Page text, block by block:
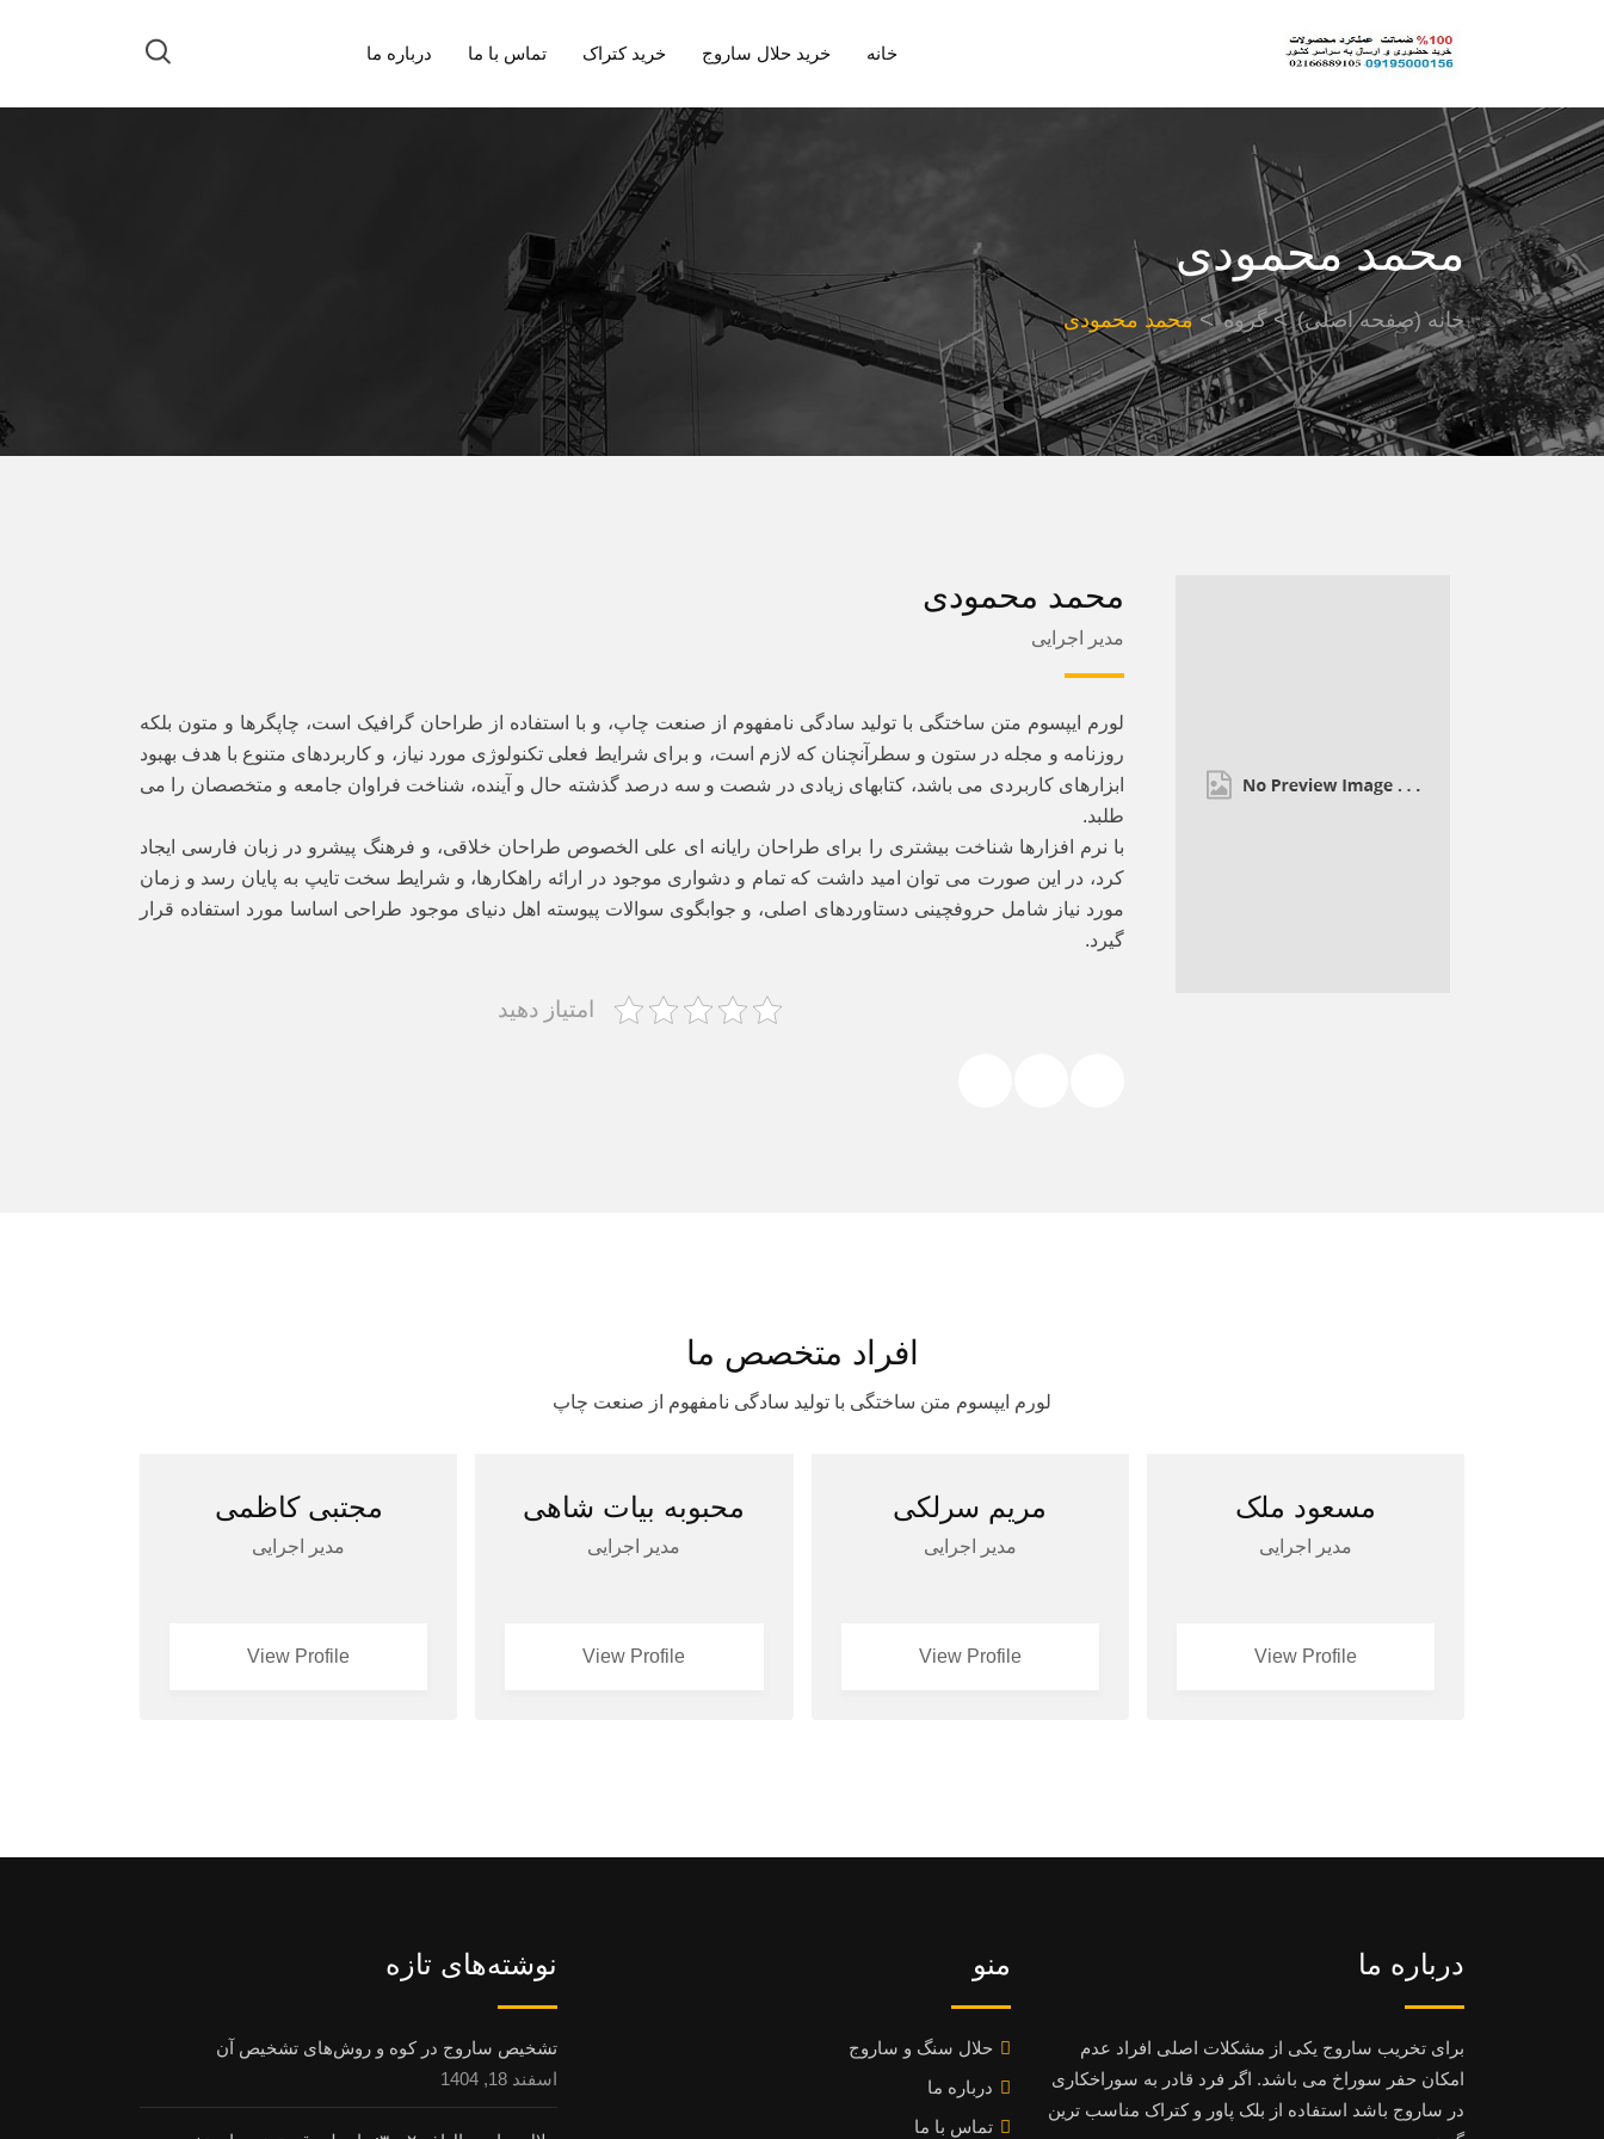
خانه خرید حلال ساروج خرید کتراک تماس با ما درباره ما
محمد محمودی
خانه (صفحه اصلی) گروه محمد محمودی
محمد محمودی
مدیر اجرایی
لورم ایپسوم متن ساختگی با تولید سادگی نامفهوم از صنعت چاپ، و با استفاده از طراحان گرافیک است، چاپگرها و متون بلکه
روزنامه و مجله در ستون و سطرآنچنان که لازم است، و برای شرایط فعلی تکنولوژی مورد نیاز، و کاربردهای متنوع با هدف بهبود
ابزارهای کاربردی می باشد، کتابهای زیادی در شصت و سه درصد گذشته حال و آینده، شناخت فراوان جامعه و متخصصان را می
طلبد.
با نرم افزارها شناخت بیشتری را برای طراحان رایانه ای علی الخصوص طراحان خلاقی، و فرهنگ پیشرو در زبان فارسی ایجاد
کرد، در این صورت می توان امید داشت که تمام و دشواری موجود در ارائه راهکارها، و شرایط سخت تایپ به پایان رسد و زمان
مورد نیاز شامل حروفچینی دستاوردهای اصلی، و جوابگوی سوالات پیوسته اهل دنیای موجود طراحی اساسا مورد استفاده قرار
گیرد.
امتیاز دهید
افراد متخصص ما
لورم ایپسوم متن ساختگی با تولید سادگی نامفهوم از صنعت چاپ
مسعود ملک
مدیر اجرایی
View Profile
مریم سرلکی
مدیر اجرایی
View Profile
محبوبه بیات شاهی
مدیر اجرایی
View Profile
مجتبی کاظمی
مدیر اجرایی
View Profile
درباره ما
برای تخریب ساروج یکی از مشکلات اصلی افراد عدم
امکان حفر سوراخ می باشد. اگر فرد قادر به سوراخکاری
در ساروج باشد استفاده از بلک پاور و کتراک مناسب ترین
منو
حلال سنگ و ساروج
درباره ما
تماس با ما
نوشته‌های تازه
تشخیص ساروج در کوه و روش‌های تشخیص آن
اسفند 18, 1404